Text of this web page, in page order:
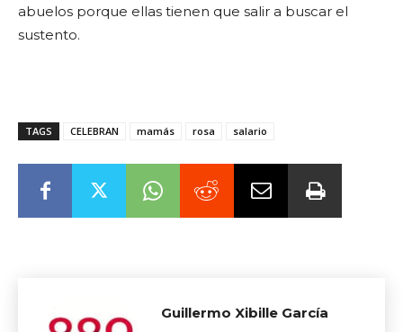
abuelos porque ellas tienen que salir a buscar el
sustento.
TAGS CELEBRAN mamás rosa salario
Guillermo Xibille García